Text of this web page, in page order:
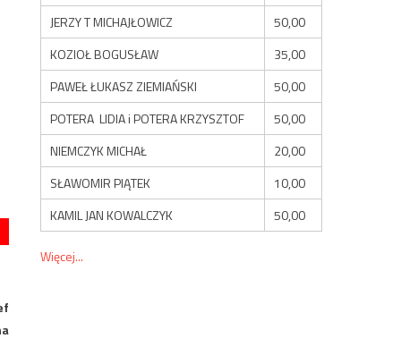
JERZY T MICHAJŁOWICZ
50,00
KOZIOŁ BOGUSŁAW
35,00
PAWEŁ ŁUKASZ ZIEMIAŃSKI
50,00
POTERA LIDIA i POTERA KRZYSZTOF
50,00
NIEMCZYK MICHAŁ
20,00
SŁAWOMIR PIĄTEK
10,00
KAMIL JAN KOWALCZYK
50,00
Więcej...